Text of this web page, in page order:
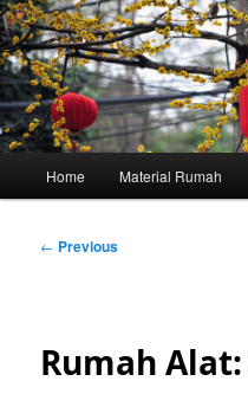
Skip
to
primary
content
Home Material Rumah
Post
← Previous
Rumah